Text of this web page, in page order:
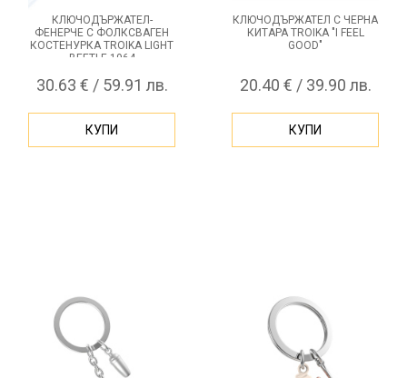
КЛЮЧОДЪРЖАТЕЛ-
ФЕНЕРЧЕ С ФОЛКСВАГЕН
КОСТЕНУРКА TROIKA LIGHT
BEETLE 1964
30.63 € / 59.91 лв.
КУПИ
КЛЮЧОДЪРЖАТЕЛ С ЧЕРНА
КИТАРА TROIKA "I FEEL
GOOD"
20.40 € / 39.90 лв.
КУПИ